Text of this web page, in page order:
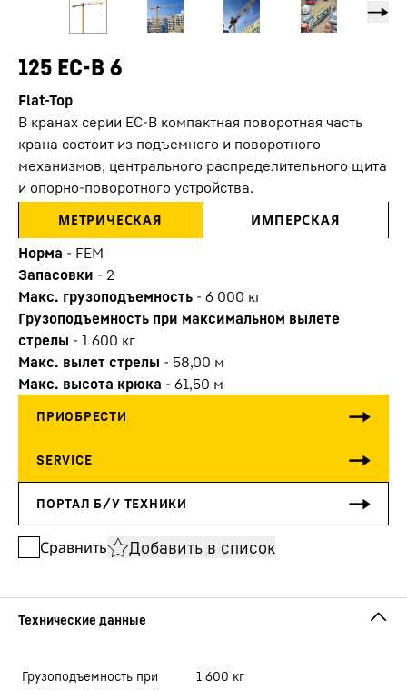
125 EC-B 6
Flat-Top
В кранах серии EC-B компактная поворотная часть
крана состоит из подъемного и поворотного
механизмов, центрального распределительного щита
и опорно-поворотного устройства.
МЕТРИЧЕСКАЯ ИМПЕРСКАЯ
Норма - FEM
Запасовки - 2
Макс. грузоподъемность - 6 000 кг
Грузоподъемность при максимальном вылете
стрелы - 1 600 кг
Макс. вылет стрелы - 58,00 м
Макс. высота крюка - 61,50 м
Сравнить Добавить в список
Грузоподъемность при
1 600 кг